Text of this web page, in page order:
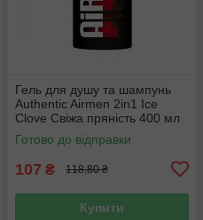
Гель для душу та шампунь
Authentic Airmen 2in1 Ice
Clove Свіжа пряність 400 мл
Готово до відправки
107 ₴ 118,80 ₴
Купити